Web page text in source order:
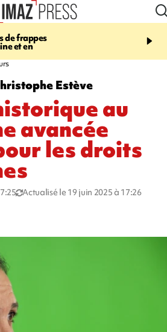
de frappes
et en
17:14
Quatre
européennes pour les
Estève
au
avancée
les droits
Actualisé le 19 juin 2025 à 17:26